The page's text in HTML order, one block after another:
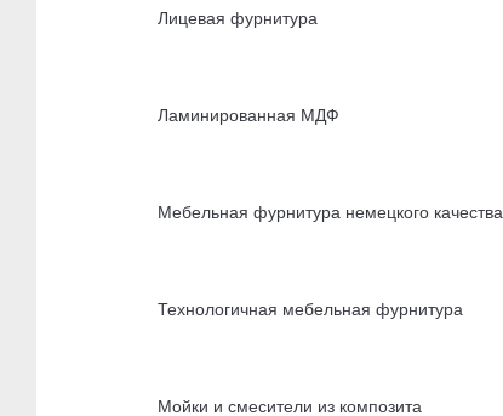
Лицевая фурнитура
Ламинированная МДФ
Мебельная фурнитура немецкого качества
Технологичная мебельная фурнитура
Мойки и смесители из композита